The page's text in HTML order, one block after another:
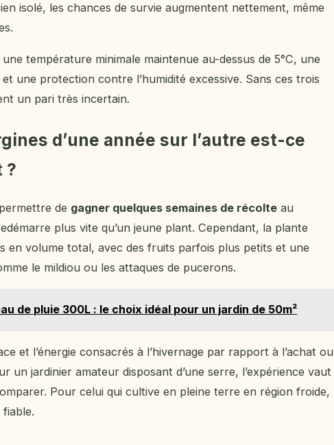
isolé, les chances de survie augmentent nettement, même
température minimale maintenue au-dessus de 5°C, une
une protection contre l’humidité excessive. Sans ces trois
un pari très incertain.
d’une année sur l’autre est-ce
?
de gagner quelques semaines de récolte au
plus vite qu’un jeune plant. Cependant, la plante
en volume total, avec des fruits parfois plus petits et une
le mildiou ou les attaques de pucerons.
de pluie 300L : le choix idéal pour un jardin de 50m²
et l’énergie consacrés à l’hivernage par rapport à l’achat ou
un jardinier amateur disposant d’une serre, l’expérience vaut
Pour celui qui cultive en pleine terre en région froide,